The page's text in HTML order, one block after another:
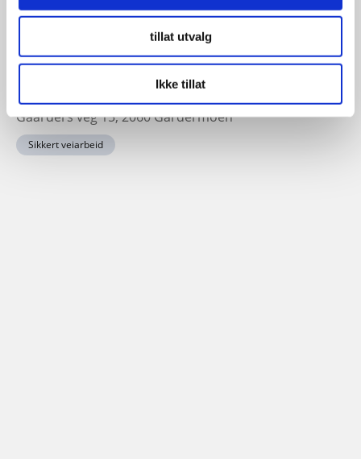
tillat utvalg
Ikke tillat
23-24
November
11:30 - 17:00
Sikkert veiarbeid konferansen 2026
Sted: Clarion Hotel & Congress Oslo Airport, Hans
Gaarders veg 15, 2060 Gardermoen
Sikkert veiarbeid